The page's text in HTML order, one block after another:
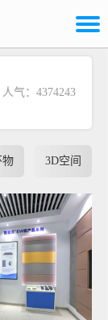
人气：4374243
物 3D空间